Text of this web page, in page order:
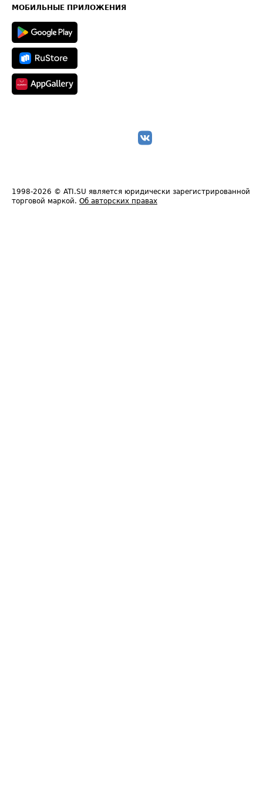
Техническая информация
МОБИЛЬНЫЕ ПРИЛОЖЕНИЯ
1998-2026 © ATI.SU является юридически зарегистрированной
торговой маркой. Об авторских правах